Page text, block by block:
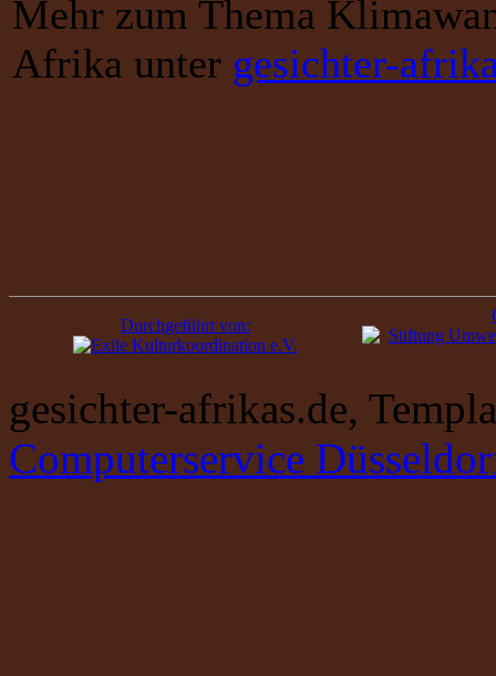
Mehr zum Thema
Afrika unter gesichter-
Durchgeführt von:
gesichter-afrikas.de,
Computerservice